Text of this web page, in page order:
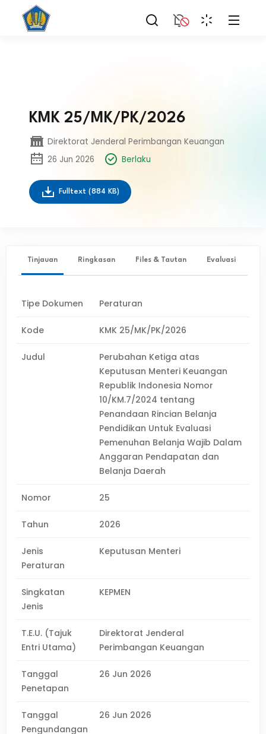
KMK 25/MK/PK/2026
Direktorat Jenderal Perimbangan Keuangan
26 Jun 2026
Berlaku
Fulltext (884 KB)
Tinjauan Ringkasan Files & Tautan Evaluasi
Tipe Dokumen Peraturan
Kode KMK 25/MK/PK/2026
Judul
Perubahan Ketiga atas
Keputusan Menteri Keuangan
Republik Indonesia Nomor
10/KM.7/2024 tentang
Penandaan Rincian Belanja
Pendidikan Untuk Evaluasi
Pemenuhan Belanja Wajib Dalam
Anggaran Pendapatan dan
Belanja Daerah
Nomor 25
Tahun 2026
Jenis
Peraturan
Keputusan Menteri
Singkatan
Jenis
KEPMEN
T.E.U. (Tajuk
Entri Utama)
Direktorat Jenderal
Perimbangan Keuangan
Tanggal
Penetapan
26 Jun 2026
Tanggal
Pengundangan
26 Jun 2026